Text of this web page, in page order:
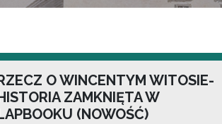
O WINCENTYM WITOSIE-
ZAMKNIĘTA W
(NOWOŚĆ)